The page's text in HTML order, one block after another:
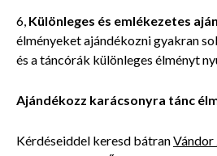
6, Különleges és emlékezetes
élményeket ajándékozni gyakran
és a táncórák különleges élményt
Ajándékozz karácsonyra tánc
Kérdéseiddel keresd bátranVándor